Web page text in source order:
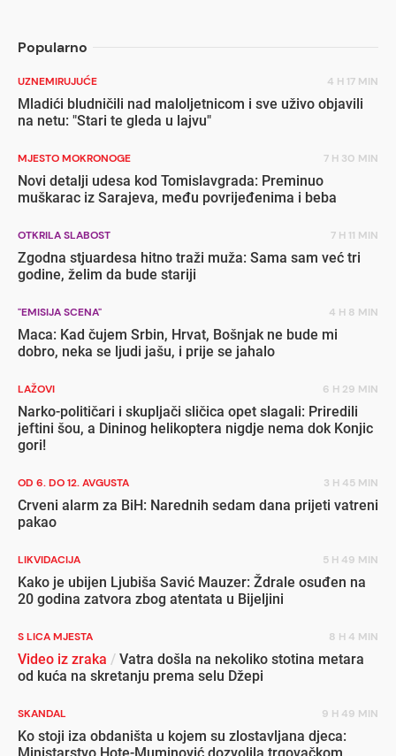
Popularno
UZNEMIRUJUĆE 4 H 17 MIN
Mladići bludničili nad maloljetnicom i sve uživo objavili
na netu: "Stari te gleda u lajvu"
MJESTO MOKRONOGE 7 H 30 MIN
Novi detalji udesa kod Tomislavgrada: Preminuo
muškarac iz Sarajeva, među povrijeđenima i beba
OTKRILA SLABOST 7 H 11 MIN
Zgodna stjuardesa hitno traži muža: Sama sam već tri
godine, želim da bude stariji
"EMISIJA SCENA" 4 H 8 MIN
Maca: Kad čujem Srbin, Hrvat, Bošnjak ne bude mi
dobro, neka se ljudi jašu, i prije se jahalo
LAŽOVI 6 H 29 MIN
Narko-političari i skupljači sličica opet slagali: Priredili
jeftini šou, a Dininog helikoptera nigdje nema dok Konjic
gori!
OD 6. DO 12. AVGUSTA 3 H 45 MIN
Crveni alarm za BiH: Narednih sedam dana prijeti vatreni
pakao
LIKVIDACIJA 5 H 49 MIN
Kako je ubijen Ljubiša Savić Mauzer: Ždrale osuđen na
20 godina zatvora zbog atentata u Bijeljini
S LICA MJESTA 8 H 4 MIN
Video iz zraka / Vatra došla na nekoliko stotina metara
od kuća na skretanju prema selu Džepi
SKANDAL 9 H 49 MIN
Ko stoji iza obdaništa u kojem su zlostavljana djeca: